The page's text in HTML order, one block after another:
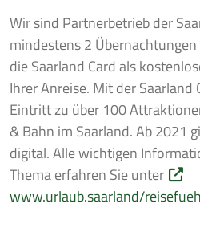
Wir sind Partnerbetrieb der
mindestens 2
die Saarland Card als
Ihrer Anreise. Mit der Saarland
Eintritt zu über 100
& Bahn im Saarland. Ab 2021
digital. Alle wichtigen
Thema erfahren Sie unter
www.urlaub.saarland/